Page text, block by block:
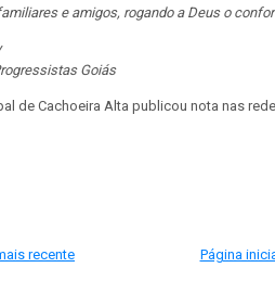
e amigos, rogando a Deus o
Goiás
de Cachoeira Alta publicou nota nas
recente Página